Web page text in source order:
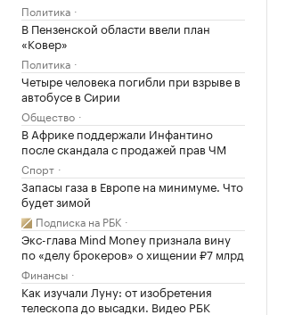
Политика
В Пензенской области ввели план
«Ковер»
Политика
Четыре человека погибли при взрыве в
автобусе в Сирии
Общество
В Африке поддержали Инфантино
после скандала с продажей прав ЧМ
Спорт
Запасы газа в Европе на минимуме. Что
будет зимой
Подписка на РБК
Экс-глава Mind Money признала вину
по «делу брокеров» о хищении ₽7 млрд
Финансы
Как изучали Луну: от изобретения
телескопа до высадки. Видео РБК